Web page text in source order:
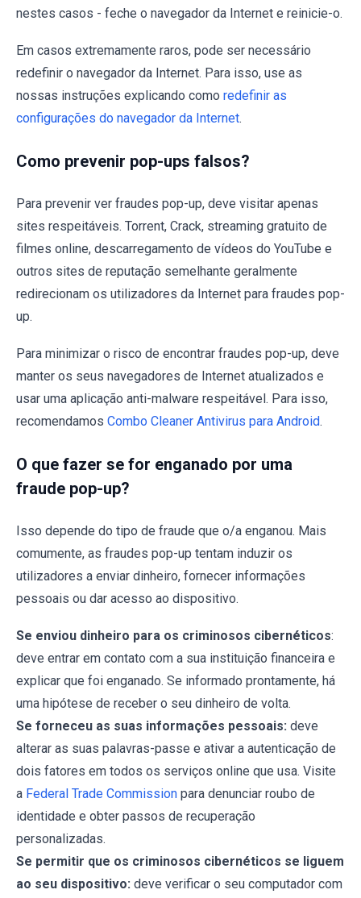
nestes casos - feche o navegador da Internet e reinicie-o.
Em casos extremamente raros, pode ser necessário
redefinir o navegador da Internet. Para isso, use as
nossas instruções explicando como redefinir as
configurações do navegador da Internet.
Como prevenir pop-ups falsos?
Para prevenir ver fraudes pop-up, deve visitar apenas
sites respeitáveis. Torrent, Crack, streaming gratuito de
filmes online, descarregamento de vídeos do YouTube e
outros sites de reputação semelhante geralmente
redirecionam os utilizadores da Internet para fraudes pop-
up.
Para minimizar o risco de encontrar fraudes pop-up, deve
manter os seus navegadores de Internet atualizados e
usar uma aplicação anti-malware respeitável. Para isso,
recomendamos Combo Cleaner Antivirus para Android.
O que fazer se for enganado por uma
fraude pop-up?
Isso depende do tipo de fraude que o/a enganou. Mais
comumente, as fraudes pop-up tentam induzir os
utilizadores a enviar dinheiro, fornecer informações
pessoais ou dar acesso ao dispositivo.
Se enviou dinheiro para os criminosos cibernéticos:
deve entrar em contato com a sua instituição financeira e
explicar que foi enganado. Se informado prontamente, há
uma hipótese de receber o seu dinheiro de volta.
Se forneceu as suas informações pessoais: deve
alterar as suas palavras-passe e ativar a autenticação de
dois fatores em todos os serviços online que usa. Visite
a Federal Trade Commission para denunciar roubo de
identidade e obter passos de recuperação
personalizadas.
Se permitir que os criminosos cibernéticos se liguem
ao seu dispositivo: deve verificar o seu computador com